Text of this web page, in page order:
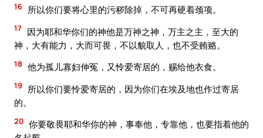
16 所以你们要将心里的污秽除掉，不可再硬着颈项。
17 因为耶和华你们的神他是万神之神，万主之主，至大的
神，大有能力，大而可畏，不以貌取人，也不受贿赂。
18 他为孤儿寡妇伸冤，又怜爱寄居的，赐给他衣食。
19
所以你们要怜爱寄居的，因为你们在埃及地也作过寄居
的。
20 你要敬畏耶和华你的神，事奉他，专靠他，也要指着他的